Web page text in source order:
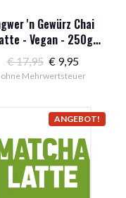
'n Gewürz Chai
- Vegan - 250g
Dose
€17,95 Ursprünglicher
Preis
17,95
€.
€ 9,95Aktueller
Preis:
€.
ohne Mehrwertsteuer
ANGEBOT!